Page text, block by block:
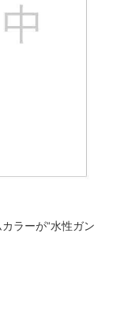
ラーが“水性ガン